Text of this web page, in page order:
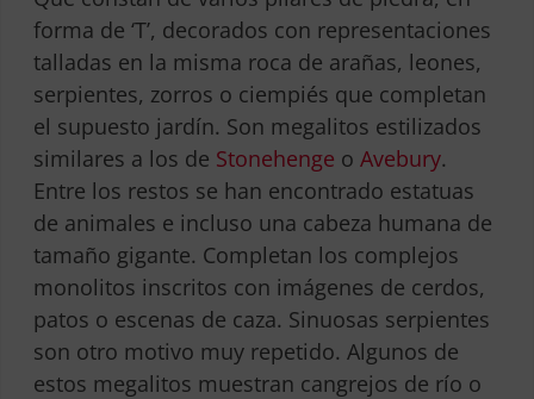
forma de ‘T’, decorados con representaciones
talladas en la misma roca de arañas, leones,
serpientes, zorros o ciempiés que completan
el supuesto jardín. Son megalitos estilizados
similares a los de Stonehenge o Avebury.
Entre los restos se han encontrado estatuas
de animales e incluso una cabeza humana de
tamaño gigante. Completan los complejos
monolitos inscritos con imágenes de cerdos,
patos o escenas de caza. Sinuosas serpientes
son otro motivo muy repetido. Algunos de
estos megalitos muestran cangrejos de río o